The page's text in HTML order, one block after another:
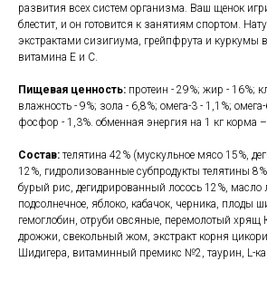
развития всех систем организма. Ваш щенок
блестит, и он готовится к занятиям спортом.
экстрактами сизигиума, грейпфрута и куркумы в
витамина Е и С.
Пищевая ценность: протеин - 29%; жир - 16%;
влажность - 9%; зола - 6,8%; омега-3 - 1,1%;
фосфор - 1,3%. обменная энергия на 1 кг корма
Состав: телятина 42% (мускульное мясо 15%,
12%, гидролизованные субпродукты телятины
бурый рис, дегидрированный лосось 12%, масло
подсолнечное, яблоко, кабачок, черника, плоды
гемоглобин, отруби овсяные, перемолотый
дрожжи, свекольный жом, экстракт корня
Шидигера, витаминный премикс №2, таурин, L-